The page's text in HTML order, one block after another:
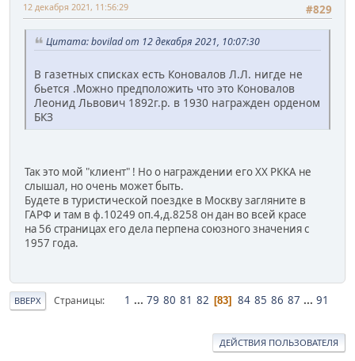
#829
12 декабря 2021, 11:56:29
Цитата: bovilad от 12 декабря 2021, 10:07:30
В газетных списках есть Коновалов Л.Л. нигде не
бьется .Можно предположить что это Коновалов
Леонид Львович 1892г.р. в 1930 награжден орденом
БКЗ
Так это мой "клиент" ! Но о награждении его ХХ РККА не
слышал, но очень может быть.
Будете в туристической поездке в Москву загляните в
ГАРФ и там в ф.10249 оп.4,д.8258 он дан во всей красе
на 56 страницах его дела перпена союзного значения с
1957 года.
ВВЕРХ Страницы 1 ... 79 80 81 82 83 84 85 86 87 ... 91
ДЕЙСТВИЯ ПОЛЬЗОВАТЕЛЯ